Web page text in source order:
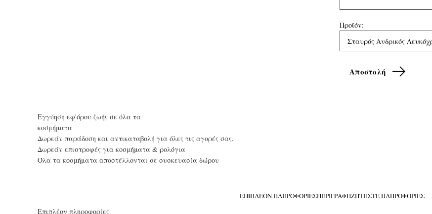
Προϊόν:
Εγγύηση εφ'όρου ζωής σε όλα τα
κοσμήματα
Δωρεάν παράδοση και αντικαταβολή για όλες τις αγορές σας.
Δωρεάν επιστροφές για κοσμήματα & ρολόγια
Όλα τα κοσμήματα αποστέλλονται σε συσκευασία δώρου
ΕΠΙΠΛΈΟΝ ΠΛΗΡΟΦΟΡΊΕΣΠΕΡΙΓΡΑΦΉΖΗΤΉΣΤΕ ΠΛΗΡΟΦΟΡΊΕΣ
Επιπλέον πληροφορίες